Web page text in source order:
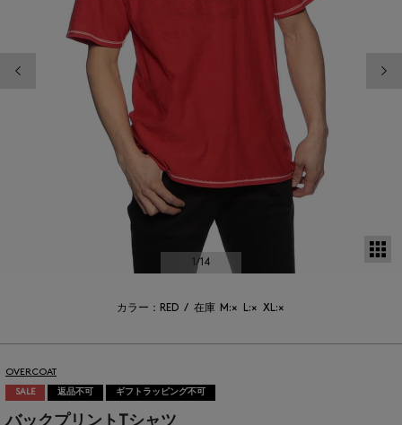
1/14
カラー：RED / 在庫 M:× L:× XL:×
OVERCOAT
SALE 返品不可 ギフトラッピング不可